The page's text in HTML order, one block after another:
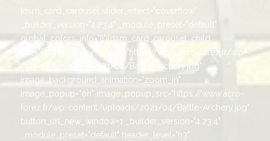
[dsm_card_carousel slider_effect="coverflow"
_builder_version="4.23.4" _module_preset="default"
global_colors_info="{}"][dsm_card_carousel_child
title="Battle archery" image="https://www.acro-forez.fr/wp-
content/uploads/2021/04/Battle-Archery.jpg"
image_background_animation="zoom_in"
image_popup="on" image_popup_src="https://www.acro-
forez.fr/wp-content/uploads/2021/04/Battle-Archery.jpg"
button_url_new_window=1 _builder_version="4.23.4"
_module_preset="default" header_level="h3"